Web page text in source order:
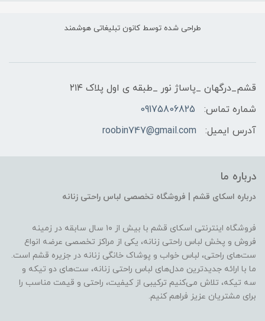
طراحی شده توسط کانون تبلیغاتی هوشمند
قشم_درگهان _پاساژ نور _طبقه ی اول پلاک ۲۱۴
شماره تماس:
09175806825
آدرس ایمیل:
roobin747@gmail.com
درباره ما
درباره اسکای قشم | فروشگاه تخصصی لباس راحتی زنانه
فروشگاه اینترنتی اسکای قشم با بیش از ۱۰ سال سابقه در زمینه
فروش و پخش لباس راحتی زنانه، یکی از مراکز تخصصی عرضه انواع
ست‌های راحتی، لباس خواب و پوشاک خانگی زنانه در جزیره قشم است.
ما با ارائه جدیدترین مدل‌های لباس راحتی زنانه، ست‌های دو تیکه و
سه تیکه، تلاش می‌کنیم ترکیبی از کیفیت، راحتی و قیمت مناسب را
برای مشتریان عزیز فراهم کنیم.